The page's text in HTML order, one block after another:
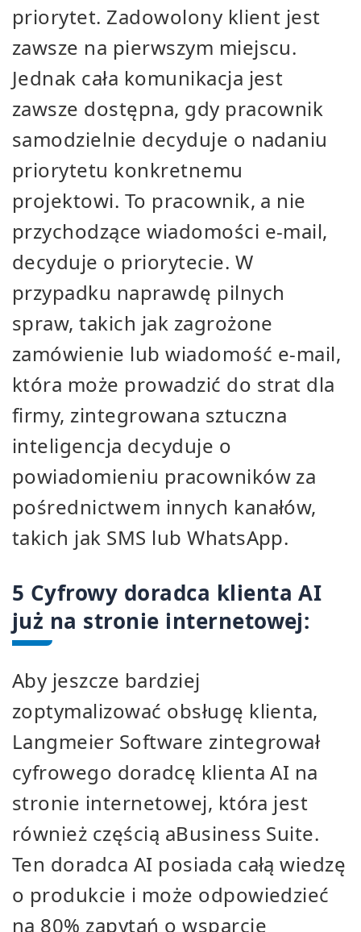
priorytet. Zadowolony klient jest
zawsze na pierwszym miejscu.
Jednak cała komunikacja jest
zawsze dostępna, gdy pracownik
samodzielnie decyduje o nadaniu
priorytetu konkretnemu
projektowi. To pracownik, a nie
przychodzące wiadomości e-mail,
decyduje o priorytecie. W
przypadku naprawdę pilnych
spraw, takich jak zagrożone
zamówienie lub wiadomość e-mail,
która może prowadzić do strat dla
firmy, zintegrowana sztuczna
inteligencja decyduje o
powiadomieniu pracowników za
pośrednictwem innych kanałów,
takich jak SMS lub WhatsApp.
5 Cyfrowy doradca klienta AI
już na stronie internetowej:
Aby jeszcze bardziej
zoptymalizować obsługę klienta,
Langmeier Software zintegrował
cyfrowego doradcę klienta AI na
stronie internetowej, która jest
również częścią aBusiness Suite.
Ten doradca AI posiada całą wiedzę
o produkcie i może odpowiedzieć
na 80% zapytań o wsparcie